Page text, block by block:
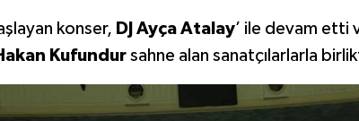
konser, DJ Ayça Atalay’ ile devam etti
Kufundursahne alan sanatçılarlarla